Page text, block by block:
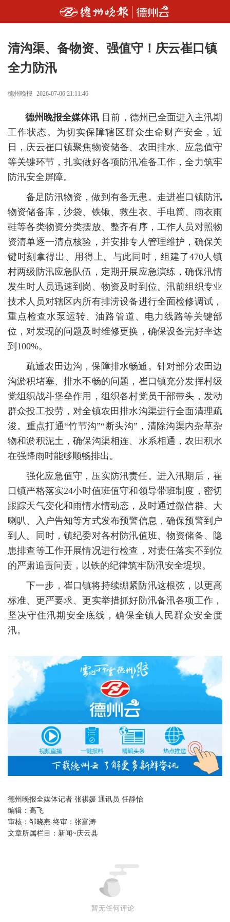
清沟渠、备物资、强值守！庆云崔口镇
全力防汛
德州晚报 2026-07-06 21:11:46
德州晚报全媒体讯 目前， 德州已全面进入主汛期
工作状态。 为切实保障辖区群众生命财产安全，近
日，庆云崔口镇聚焦物资储备、农田排水、应急值守
等关键环节，扎实做好各项防汛准备工作，全力筑牢
防汛安全屏障。
备足防汛物资，做到有备无患。 走进崔口镇防汛
物资储备库，沙袋、铁锹、救生衣、手电筒、雨衣雨
鞋等各类物资分类摆放、整齐有序，工作人员对照物
资清单逐一清点核验，并安排专人管理维护，确保关
键时刻拿得出、用得上。与此同时，组建了470人镇
村两级防汛应急队伍，定期开展应急演练，确保汛情
发生时人员迅速到岗、物资及时到位。汛前组织专业
技术人员对辖区内所有排涝设备进行全面检修调试，
重点检查水泵运转、油路管道、电力线路等关键部
位，对发现的问题及时维修更换，确保设备完好率达
到100%。
疏通农田边沟，保障排水畅通。 针对部分农田边
沟淤积堵塞、排水不畅的问题，崔口镇充分发挥村级
党组织战斗堡垒作用，组织各村党员干部带头，发动
群众投工投劳，对全镇农田排水沟渠进行全面清理疏
浚。重点打通“竹节沟”“断头沟”，清除沟渠内杂草杂
物和淤积泥土，确保沟渠相连、水系相通，农田积水
在强降雨时能够顺畅排出。
强化应急值守，压实防汛责任。 进入汛期后，崔
口镇严格落实24小时值班值守和领导带班制度，密切
跟踪天气变化和雨情水情动态，及时通过微信群、大
喇叭、入户告知等方式发布预警信息，确保预警到户
到人。同时，镇纪委对各村防汛值班、物资储备、隐
患排查等工作开展情况进行检查，对责任落实不到位
的严肃追责问责，以铁的纪律筑牢防汛安全堤坝。
下一步，崔口镇将持续绷紧防汛这根弦，以更高
标准、更严要求、更实举措抓好防汛备汛各项工作，
坚决守住汛期安全底线，确保全镇人民群众安全度
汛。
德州晚报全媒体记者 张祺媛 通讯员 任静怡
编辑： 高飞
审核： 邹晓燕 终审：张富涛
文章所属栏目： 新闻~庆云县